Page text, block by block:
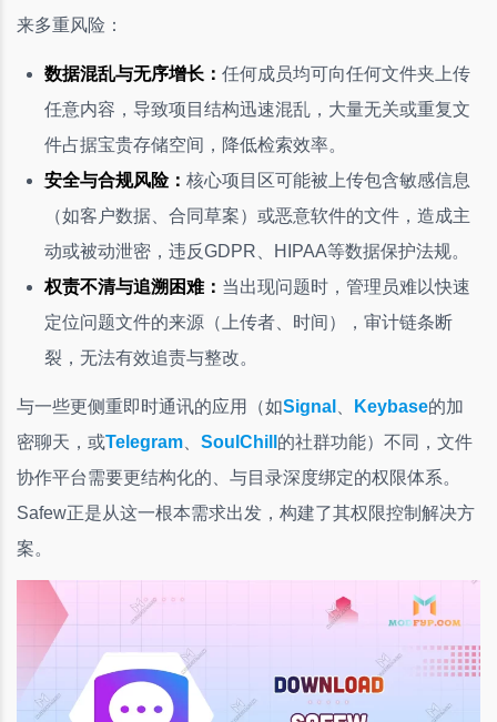
来多重风险：
数据混乱与无序增长： 任何成员均可向任何文件夹上传
任意内容，导致项目结构迅速混乱，大量无关或重复文
件占据宝贵存储空间，降低检索效率。
安全与合规风险： 核心项目区可能被上传包含敏感信息
（如客户数据、合同草案）或恶意软件的文件，造成主
动或被动泄密，违反GDPR、HIPAA等数据保护法规。
权责不清与追溯困难： 当出现问题时，管理员难以快速
定位问题文件的来源（上传者、时间），审计链条断
裂，无法有效追责与整改。
与一些更侧重即时通讯的应用（如Signal Keybase的加
密聊天，或Telegram SoulChill 的社群功能）不同，文件
协作平台需要更结构化的、与目录深度绑定的权限体系。
Safew正是从这一根本需求出发，构建了其权限控制解决方
案。